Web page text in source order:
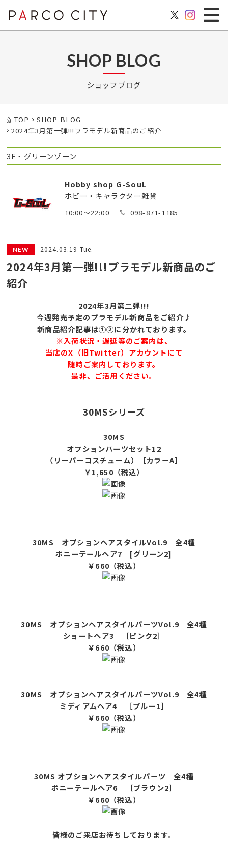
SHOP BLOG
ショップブログ
TOP
SHOP BLOG
2024年3月第一弾!!!プラモデル新商品のご紹介
3F・グリーンゾーン
Hobby shop G-SouL
ホビー・キャラクター雑貨
10:00～22:00 098-871-1185
2024.03.19 Tue.
2024年3月第一弾!!!プラモデル新商品のご
紹介
2024年3月第二弾!!!
今週発売予定のプラモデル新商品をご紹介♪
新商品紹介記事は①②に分かれております。
※入荷状況・遅延等のご案内は、
当店のX（旧Twitter）アカウントにて
随時ご案内しております。
是非、ご活用ください。
30MSシリーズ
30MS
オプションパーツセット12
（リーパーコスチューム）［カラーA］
￥1,650（税込）
30MS オプションヘアスタイルVol.9 全4種
ポニーテールヘア7 [グリーン2]
￥660（税込）
30MS オプションヘアスタイルパーツVol.9 全4種
ショートヘア3 ［ピンク2］
￥660（税込）
30MS オプションヘアスタイルパーツVol.9 全4種
ミディアムヘア4 ［ブルー1］
￥660（税込）
30MS オプションヘアスタイルパーツ 全4種
ポニーテールヘア6 ［ブラウン2］
￥660（税込）
皆様のご来店お待ちしております。